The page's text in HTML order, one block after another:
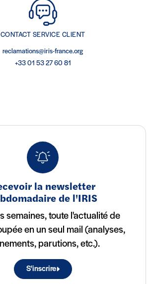
CONTACT SERVICE CLIENT
reclamations@iris-france.org
+33 01 53 27 60 81
la newsletter
de l'IRIS
semaines, toute l'actualité de
en un seul mail (analyses,
parutions, etc.).
S'inscrire